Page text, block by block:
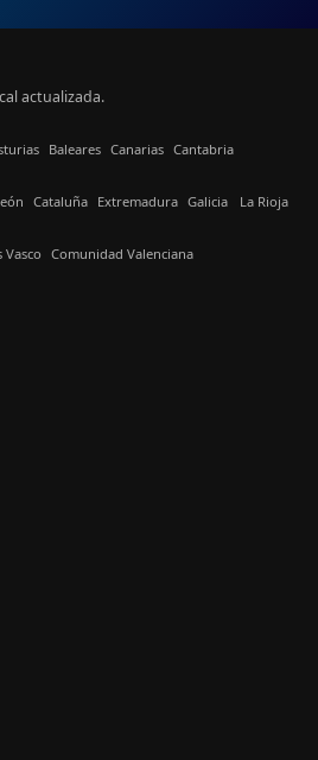
actualizada.
Baleares Canarias Cantabria
Cataluña Extremadura Galicia La Rioja
Vasco Comunidad Valenciana